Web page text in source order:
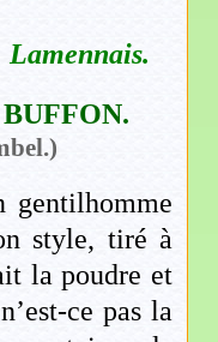
Lamennais.
gentilhomme
style, tiré à
la poudre et
ce pas la